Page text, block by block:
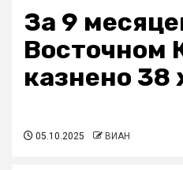
За 9
Восточном
казнено
05.10.2025 ВИАН